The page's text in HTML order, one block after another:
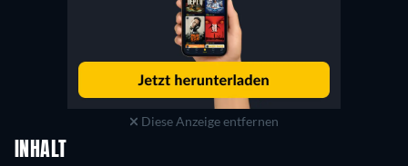
Diese Anzeige entfernen
INHALT